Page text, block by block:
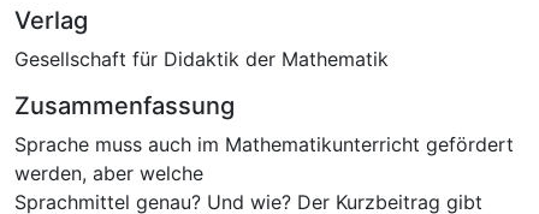
Verlag
Gesellschaft für Didaktik der Mathematik
Zusammenfassung
Sprache muss auch im Mathematikunterricht gefördert
werden, aber welche
Sprachmittel genau? Und wie? Der Kurzbeitrag gibt